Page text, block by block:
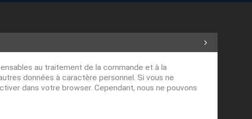
au traitement de la commande et à la
données à caractère personnel. Si vous ne
dans votre browser. Cependant, nous ne pouvons